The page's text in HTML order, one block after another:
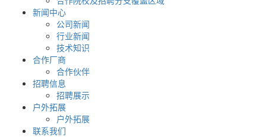
新闻中心
公司新闻
行业新闻
技术知识
合作厂商
合作伙伴
招聘信息
招聘展示
户外拓展
户外拓展
联系我们